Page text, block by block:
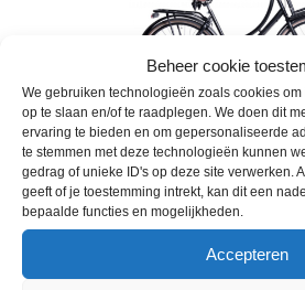
Beheer cookie
We gebruiken technologieën zoals cookies
op te slaan en/of te raadplegen. We doen dit
ervaring te bieden en om gepersonaliseerde
te stemmen met deze technologieën kunnen
gedrag of unieke ID's op deze site verwerken.
geeft of je toestemming intrekt, kan dit een
bepaalde functies en mogelijkheden.
Accepteren
ALDO CARGO
€669,00